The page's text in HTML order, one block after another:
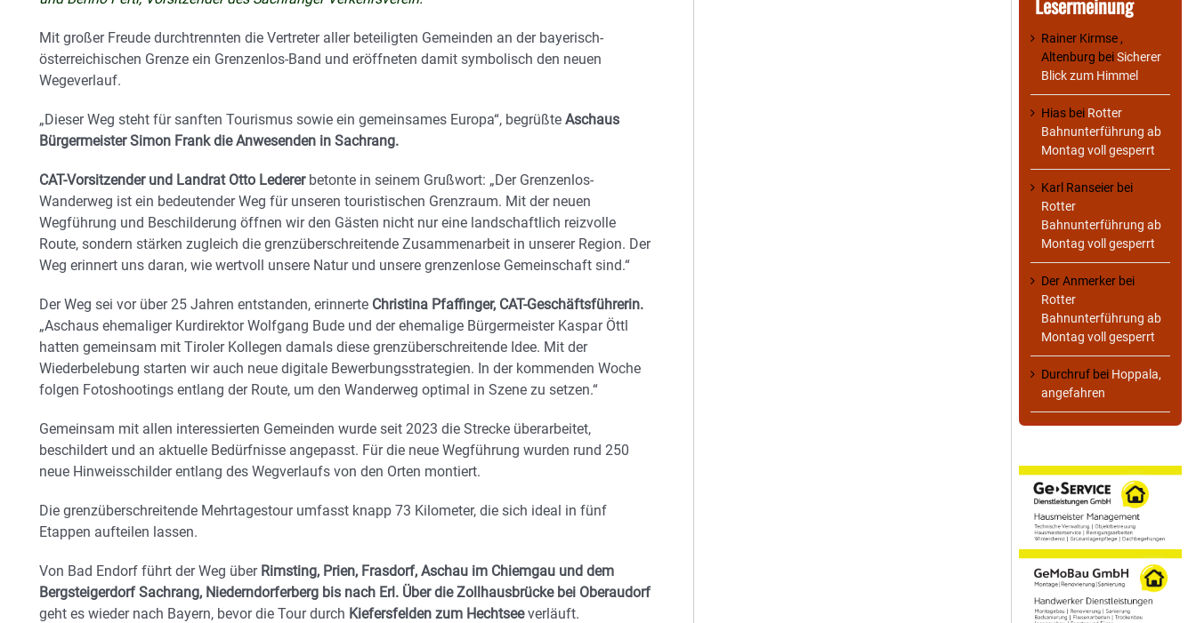
Mit großer Freude durchtrennten die Vertreter aller beteiligten Gemeinden an der bayerisch-
österreichischen Grenze ein Grenzenlos-Band und eröffneten damit symbolisch den neuen
Wegeverlauf.
„Dieser Weg steht für sanften Tourismus sowie ein gemeinsames Europa“, begrüßte Aschaus
Bürgermeister Simon Frank die Anwesenden in Sachrang.
CAT-Vorsitzender und Landrat Otto Ledererbetonte in seinem Grußwort: „Der Grenzenlos-
Wanderweg ist ein bedeutender Weg für unseren touristischen Grenzraum. Mit der neuen
Wegführung und Beschilderung öffnen wir den Gästen nicht nur eine landschaftlich reizvolle
Route, sondern stärken zugleich die grenzüberschreitende Zusammenarbeit in unserer Region. Der
Weg erinnert uns daran, wie wertvoll unsere Natur und unsere grenzenlose Gemeinschaft sind.“
Der Weg sei vor über 25 Jahren entstanden, erinnerte Christina Pfaffinger, CAT-Geschäftsführerin.
„Aschaus ehemaliger Kurdirektor Wolfgang Bude und der ehemalige Bürgermeister Kaspar Öttl
hatten gemeinsam mit Tiroler Kollegen damals diese grenzüberschreitende Idee. Mit der
Wiederbelebung starten wir auch neue digitale Bewerbungsstrategien. In der kommenden Woche
folgen Fotoshootings entlang der Route, um den Wanderweg optimal in Szene zu setzen.“
Gemeinsam mit allen interessierten Gemeinden wurde seit 2023 die Strecke überarbeitet,
beschildert und an aktuelle Bedürfnisse angepasst. Für die neue Wegführung wurden rund 250
neue Hinweisschilder entlang des Wegverlaufs von den Orten montiert.
Die grenzüberschreitende Mehrtagestour umfasst knapp 73 Kilometer, die sich ideal in fünf
Etappen aufteilen lassen.
Von Bad Endorf führt der Weg über Rimsting, Prien, Frasdorf, Aschau im Chiemgau und dem
Bergsteigerdorf Sachrang, Niederndorferberg bis nach Erl. Über die Zollhausbrücke bei Oberaudorf
geht es wieder nach Bayern, bevor die Tour durch Kiefersfelden zum Hechtseeverläuft.
Rainer Kirmse ,
Altenburg beiSicherer
Blick zum Himmel
Hias bei Rotter
Bahnunterführung ab
Montag voll gesperrt
Karl Ranseier bei
Rotter
Bahnunterführung ab
Montag voll gesperrt
Der Anmerker bei
Rotter
Bahnunterführung ab
Montag voll gesperrt
Durchruf bei Hoppala,
angefahren